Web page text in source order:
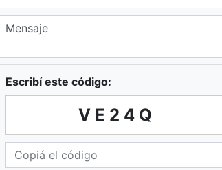
Escribí este código:
VE24Q